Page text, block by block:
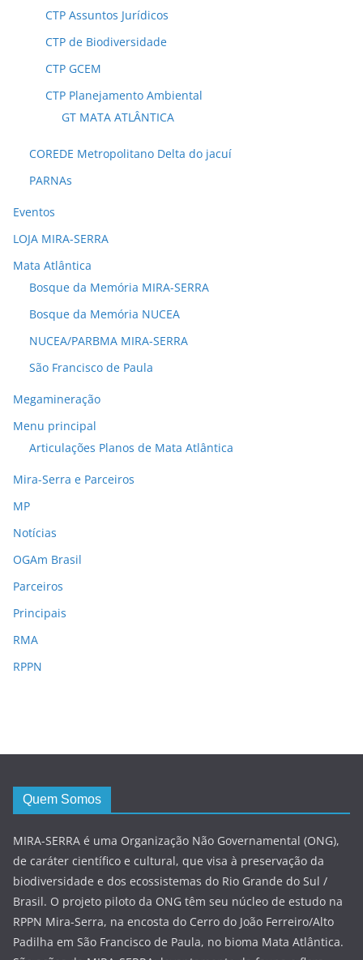
CTP Assuntos Jurídicos
CTP de Biodiversidade
CTP GCEM
CTP Planejamento Ambiental
GT MATA ATLÂNTICA
COREDE Metropolitano Delta do jacuí
PARNAs
Eventos
LOJA MIRA-SERRA
Mata Atlântica
Bosque da Memória MIRA-SERRA
Bosque da Memória NUCEA
NUCEA/PARBMA MIRA-SERRA
São Francisco de Paula
Megamineração
Menu principal
Articulações Planos de Mata Atlântica
Mira-Serra e Parceiros
MP
Notícias
OGAm Brasil
Parceiros
Principais
RMA
RPPN
Quem Somos
MIRA-SERRA é uma Organização Não Governamental (ONG),
de caráter científico e cultural, que visa à preservação da
biodiversidade e dos ecossistemas do Rio Grande do Sul /
Brasil. O projeto piloto da ONG têm seu núcleo de estudo na
RPPN Mira-Serra, na encosta do Cerro do João Ferreiro/Alto
Padilha em São Francisco de Paula, no bioma Mata Atlântica.